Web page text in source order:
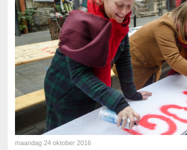
maandag 24 oktober 2016